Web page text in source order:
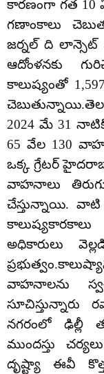
కారణంగా గత
గణాంకాలు
జర్నల్ ది లాన్సెట్
ఆదోంళనకు
కాలుష్యంతో
2024 మే 31
65 వేల 130
ఒక్క గ్రేటర్‌
వాహనాలు
చేస్తున్నాయి. వాటి
అధికారులు
వాహనాలను
నగరంలో ఢిల్లీ
ముందస్తు
దృష్ట్యా ఈవీ